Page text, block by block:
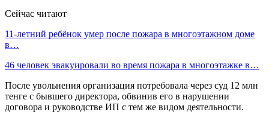
Сейчас читают
11-летний ребёнок умер после пожара в многоэтажном доме
в…
46 человек эвакуировали во время пожара в многоэтажке в…
После увольнения организация потребовала через суд 12 млн
тенге с бывшего директора, обвинив его в нарушении
договора и руководстве ИП с тем же видом деятельности.